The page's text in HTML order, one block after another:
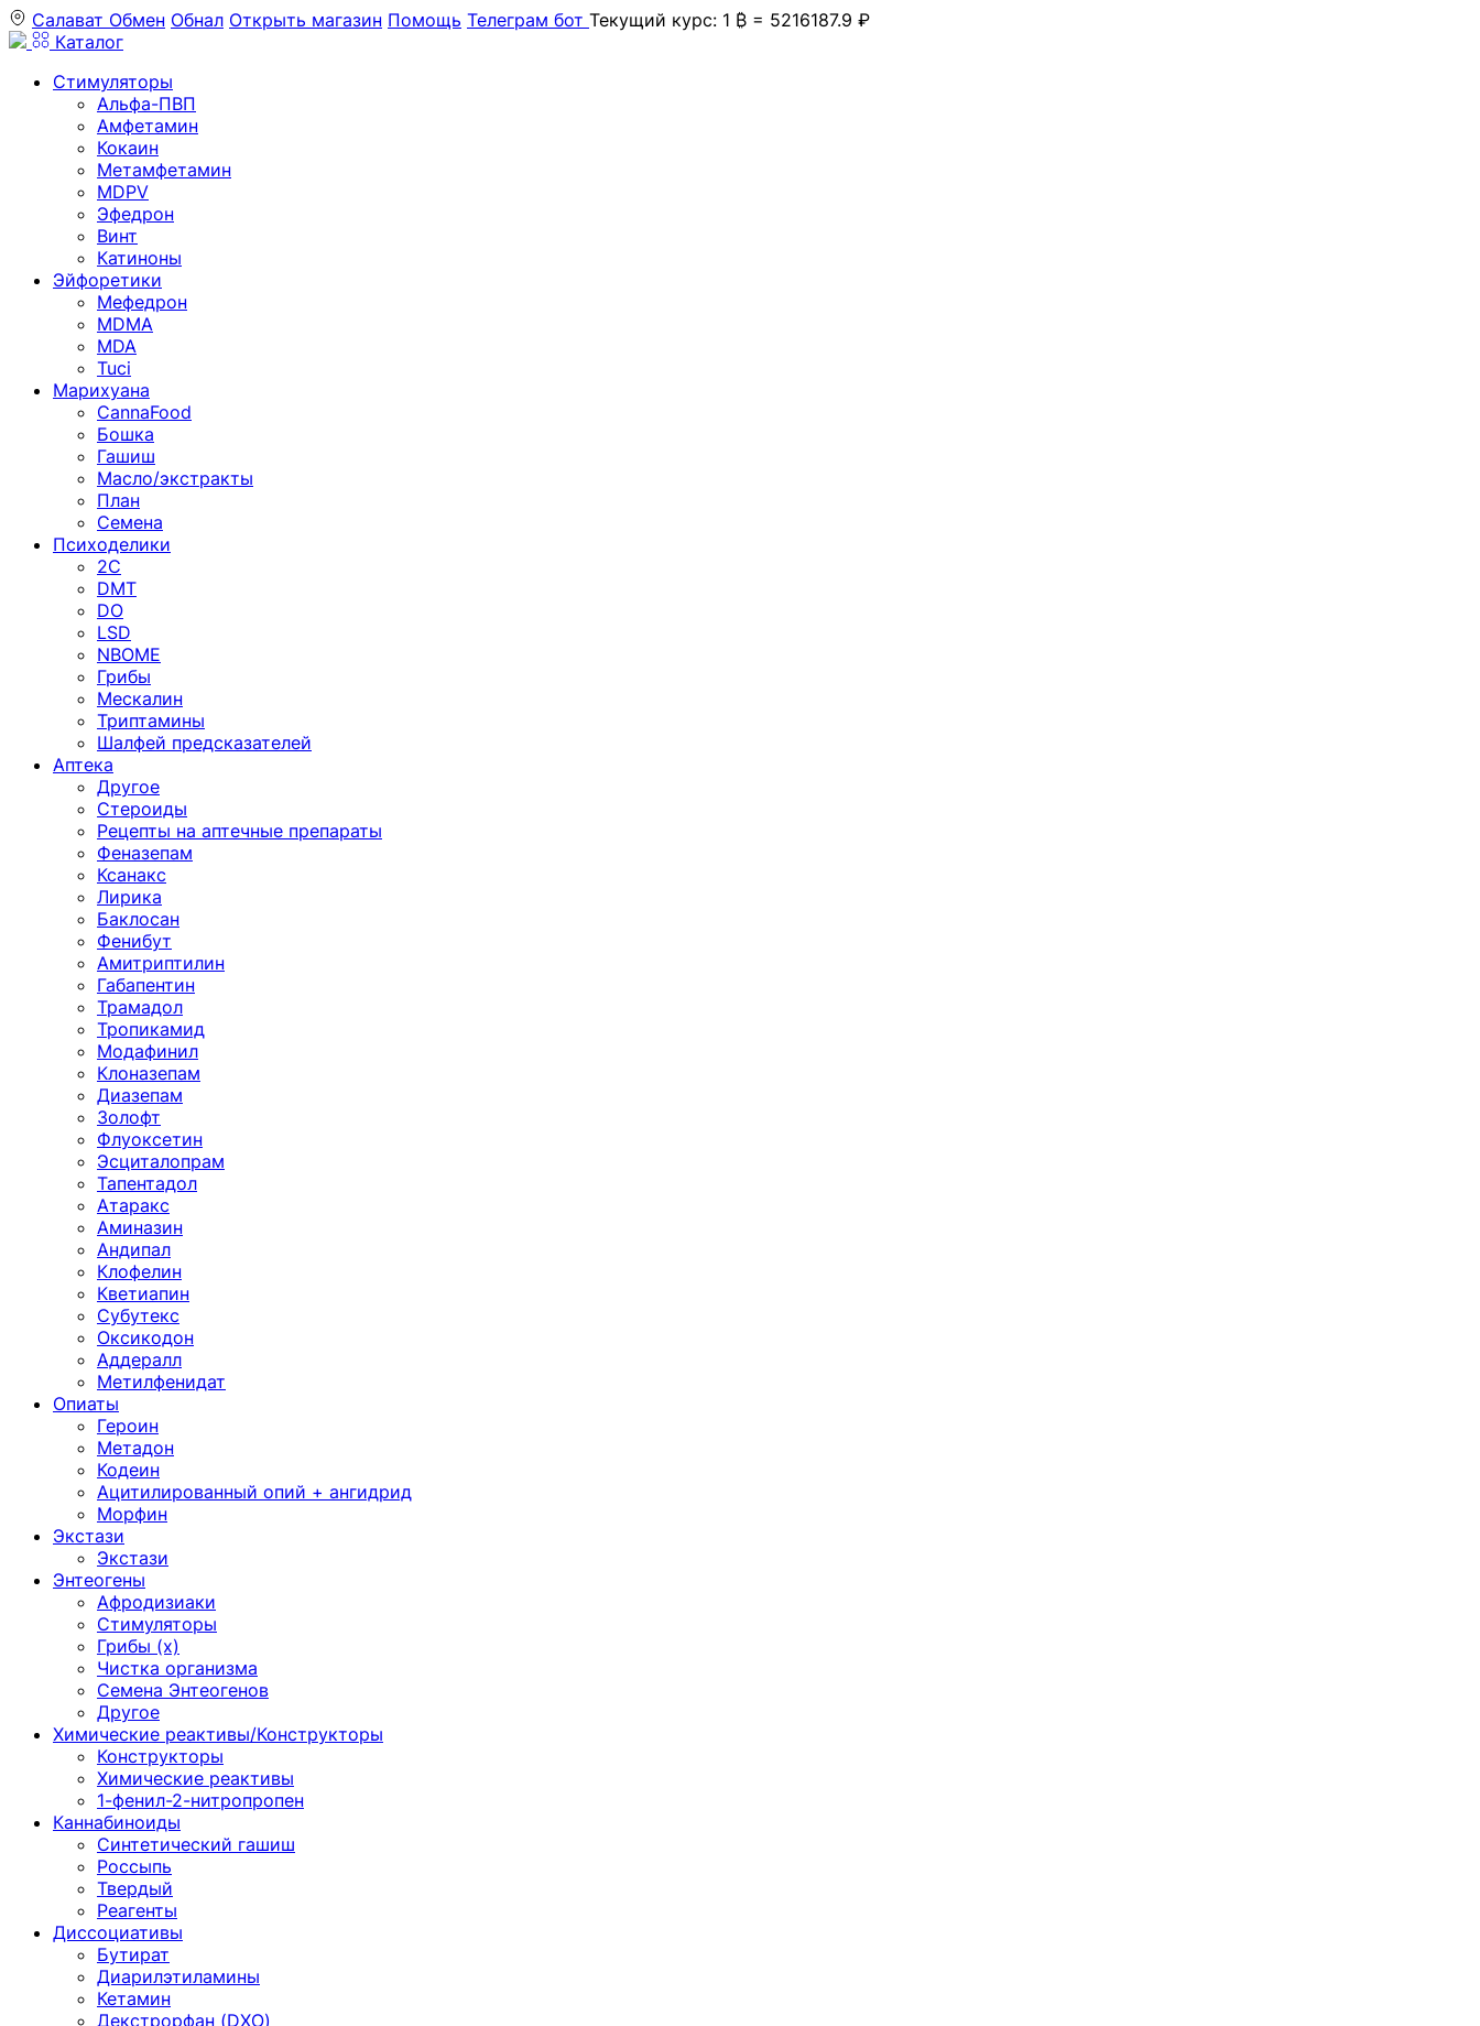
Салават Обмен Обнал Открыть магазин Помощь Телеграм бот Текущий курс: 1 ₿ = 5216187.9 ₽
Каталог
Стимуляторы
Альфа-ПВП
Амфетамин
Кокаин
Метамфетамин
MDPV
Эфедрон
Винт
Катиноны
Эйфоретики
Мефедрон
MDMA
MDA
Tuci
Марихуана
CannaFood
Бошка
Гашиш
Масло/экстракты
План
Семена
Психоделики
2C
DMT
DO
LSD
NBOME
Грибы
Мескалин
Триптамины
Шалфей предсказателей
Аптека
Другое
Стероиды
Рецепты на аптечные препараты
Феназепам
Ксанакс
Лирика
Баклосан
Фенибут
Амитриптилин
Габапентин
Трамадол
Тропикамид
Модафинил
Клоназепам
Диазепам
Золофт
Флуоксетин
Эсциталопрам
Тапентадол
Атаракс
Аминазин
Андипал
Клофелин
Кветиапин
Субутекс
Оксикодон
Аддералл
Метилфенидат
Опиаты
Героин
Метадон
Кодеин
Ацитилированный опий + ангидрид
Морфин
Экстази
Экстази
Энтеогены
Афродизиаки
Стимуляторы
Грибы (х)
Чистка организма
Семена Энтеогенов
Другое
Химические реактивы/Конструкторы
Конструкторы
Химические реактивы
1-фенил-2-нитропропен
Каннабиноиды
Синтетический гашиш
Россыпь
Твердый
Реагенты
Диссоциативы
Бутират
Диарилэтиламины
Кетамин
Декстрорфан (DXO)